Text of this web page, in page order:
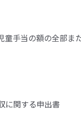
童手当の額の全部ま
に関する申出書